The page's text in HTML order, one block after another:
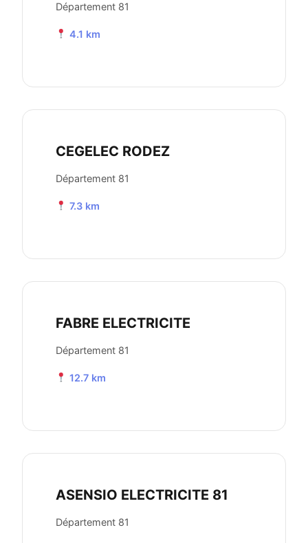
Département 81
4.1 km
CEGELEC RODEZ
Département 81
7.3 km
FABRE ELECTRICITE
Département 81
12.7 km
ASENSIO ELECTRICITE 81
Département 81